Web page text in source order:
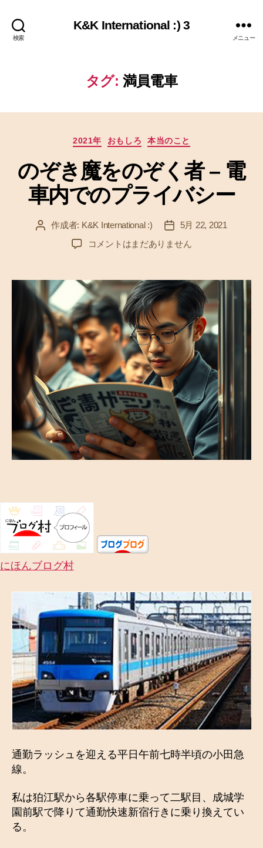
検索
K&K International :) 3
メニュー
タグ: 満員電車
カ
ゴ
リ
ー
2021年 おもしろ 本当のこと
のぞき魔をのぞく者 – 電
車内でのプライバシー
投 作成者: K&K International :)
投
稿
日
5月 22, 2021
の
魔
を
の
ぞ
く
者
–
電
車
内
で
の
プ
ラ
イ
ー
へ
の
コメントはまだありません
にほんブログ村
通勤ラッシュを迎える平日午前七時半頃の小田急
線。
私は狛江駅から各駅停車に乗って二駅目、成城学
園前駅で降りて通勤快速新宿行きに乗り換えてい
る。